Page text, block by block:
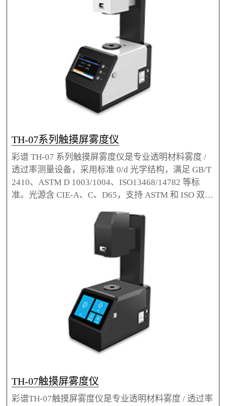
TH-07系列触摸屏雾度仪
彩谱 TH-07 系列触摸屏雾度仪是专业透明材料雾度 /
透过率测量设备，采用标准 0/d 光学结构，满足 GB/T
2410、ASTM D 1003/1004、ISO13468/14782 等标
准。光源含 CIE-A、C、D65，支持 ASTM 和 ISO 双标
mm 双测量口径。7 英寸 IPS 触摸屏，单机存 20000 组
数据，标配 PC 管理软件，适用于扩散片、光学薄膜
等，可选测量夹具、标准片等配件。
TH-07触摸屏雾度仪
彩谱TH-07触摸屏雾度仪是专业透明材料雾度 / 透过率